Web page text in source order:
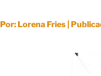
Por: Lorena Fries |